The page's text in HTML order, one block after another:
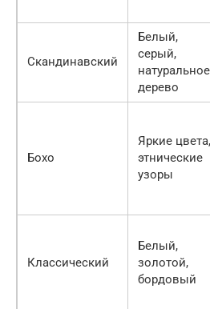
Скандинавский
Белый,
серый,
натуральное
дерево
Бохо
Яркие цвета,
этнические
узоры
Классический
Белый,
золотой,
бордовый